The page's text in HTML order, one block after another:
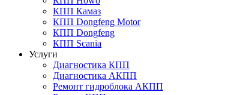
КПП Камаз
КПП Dongfeng Motor
КПП Dongfeng
КПП Scania
Услуги
Диагностика КПП
Диагностика АКПП
Ремонт гидроблока АКПП